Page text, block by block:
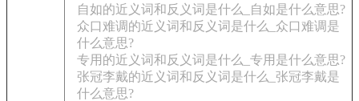
自如的近义词和反义词是什么_自如是什么意思?
众口难调的近义词和反义词是什么_众口难调是
什么意思?
专用的近义词和反义词是什么_专用是什么意思?
张冠李戴的近义词和反义词是什么_张冠李戴是
什么意思?